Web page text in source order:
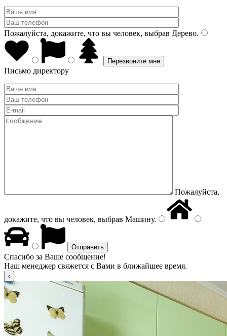
Пожалуйста, докажите, что вы человек, выбрав Дерево.
Письмо директору
Пожалуйста,
докажите, что вы человек, выбрав Машину.
Спасибо за Ваше сообщение!
Наш менеджер свяжется с Вами в ближайшее время.